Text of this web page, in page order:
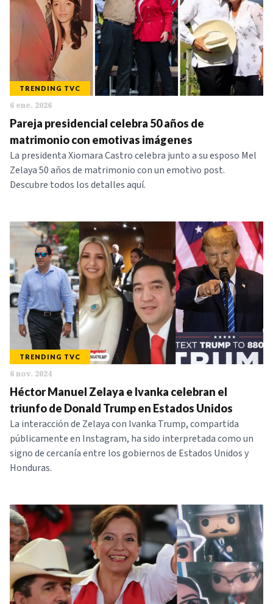
NOTICIAS
SERIES
TRENDING TVC
6 ene. 2026
Pareja presidencial celebra 50 años de
matrimonio con emotivas imágenes
La presidenta Xiomara Castro celebra junto a su esposo Mel
Zelaya 50 años de matrimonio con un emotivo post.
Descubre todos los detalles aquí.
TRENDING TVC
6 nov. 2024
Héctor Manuel Zelaya e Ivanka celebran el
triunfo de Donald Trump en Estados Unidos
La interacción de Zelaya con Ivanka Trump, compartida
públicamente en Instagram, ha sido interpretada como un
signo de cercanía entre los gobiernos de Estados Unidos y
Honduras.